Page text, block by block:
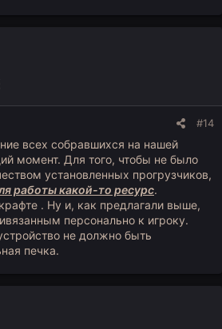
#14
всех собравшихся на нашей
момент. Для того, чтобы не было
установленных прогрузчиков,
работы какой-то ресурс.
. Ну и, как предлагали выше,
персонально к игроку.
не должно быть
печка.